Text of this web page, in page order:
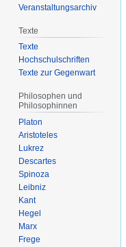
Veranstaltungsarchiv
Texte
Texte
Hochschulschriften
Texte zur Gegenwart
Philosophen und
Philosophinnen
Platon
Aristoteles
Lukrez
Descartes
Spinoza
Leibniz
Kant
Hegel
Marx
Frege